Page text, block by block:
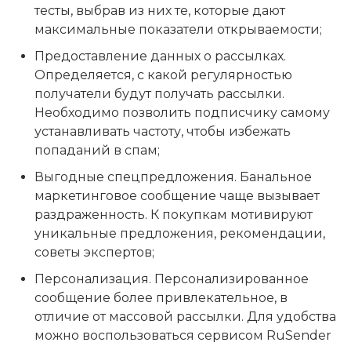
тесты, выбрав из них те, которые дают
максимальные показатели открываемости;
Предоставление данных о рассылках.
Определяется, с какой регулярностью
получатели будут получать рассылки.
Необходимо позволить подписчику самому
устанавливать частоту, чтобы избежать
попаданий в спам;
Выгодные спецпредложения. Банальное
маркетинговое сообщение чаще вызывает
раздраженность. К покупкам мотивируют
уникальные предложения, рекомендации,
советы экспертов;
Персонализация. Персонализированное
сообщение более привлекательное, в
отличие от массовой рассылки. Для удобства
можно воспользоваться сервисом RuSender